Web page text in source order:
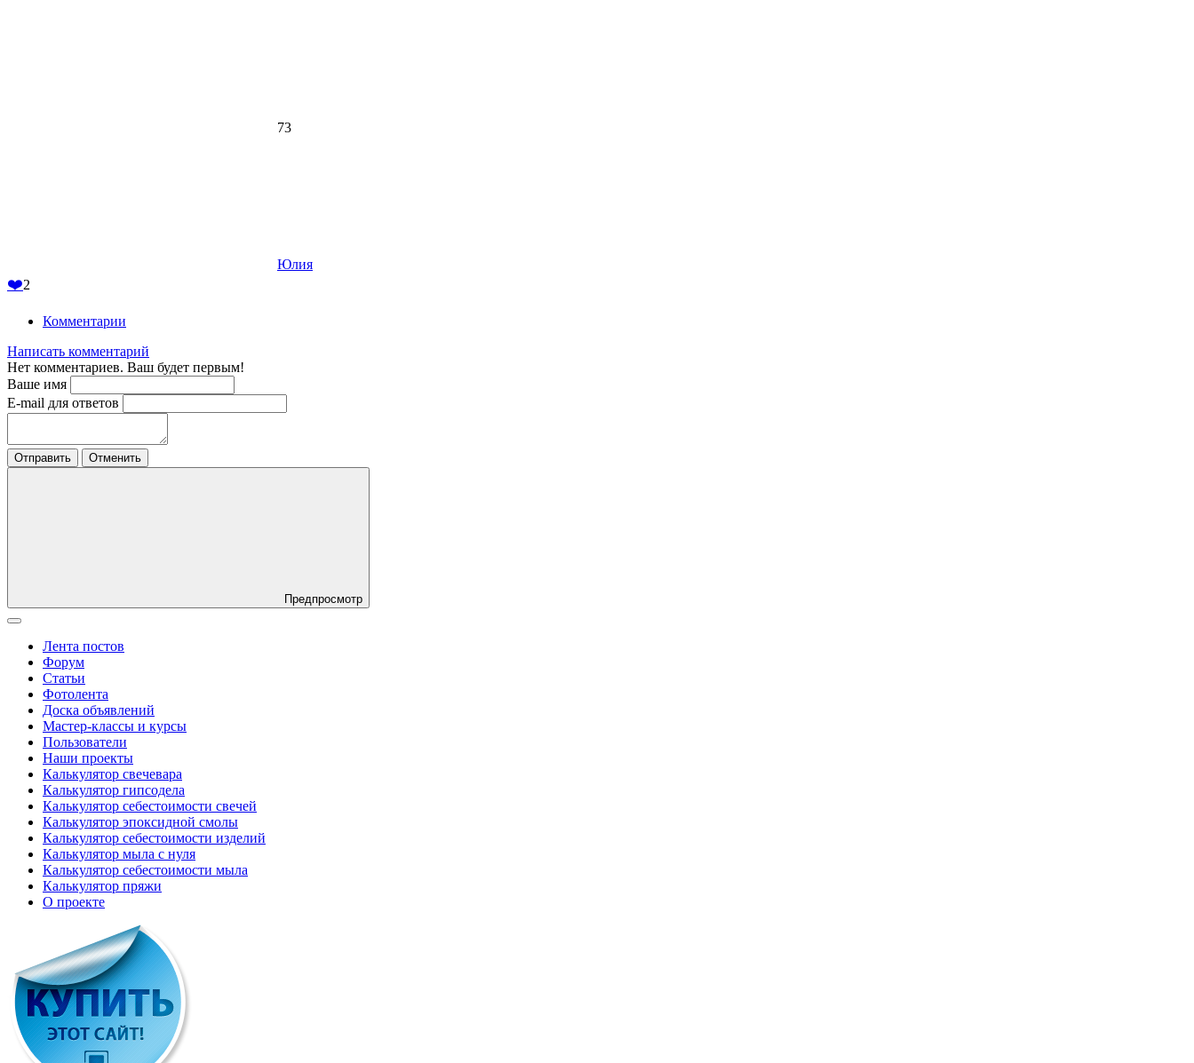
73
Юлия
❤️2
Комментарии
Написать комментарий
Нет комментариев. Ваш будет первым!
Ваше имя
E-mail для ответов
Отправить Отменить
Предпросмотр
Лента постов
Форум
Статьи
Фотолента
Доска объявлений
Мастер-классы и курсы
Пользователи
Наши проекты
Калькулятор свечевара
Калькулятор гипсодела
Калькулятор себестоимости свечей
Калькулятор эпоксидной смолы
Калькулятор себестоимости изделий
Калькулятор мыла с нуля
Калькулятор себестоимости мыла
Калькулятор пряжи
О проекте